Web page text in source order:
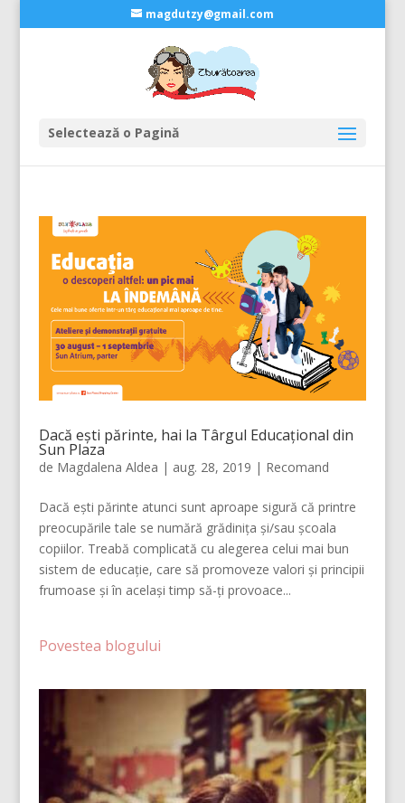
magdutzy@gmail.com
Selectează o Pagină
Dacă ești părinte, hai la Târgul Educațional din
Sun Plaza
de Magdalena Aldea | aug. 28, 2019 | Recomand
Dacă ești părinte atunci sunt aproape sigură că printre
preocupările tale se numără grădinița și/sau școala
copiilor. Treabă complicată cu alegerea celui mai bun
sistem de educație, care să promoveze valori și principii
frumoase și în același timp să-ți provoace...
Povestea blogului